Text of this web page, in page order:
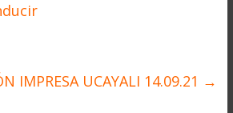
IMPRESA UCAYALI 14.09.21 →